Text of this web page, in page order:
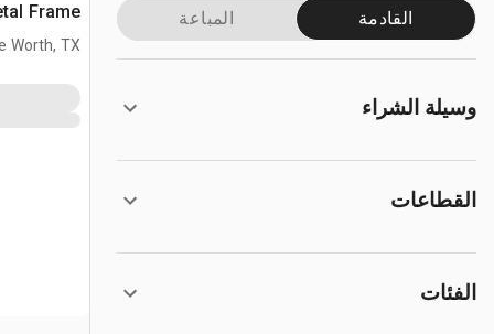
القادمة المباعة
وسيلة الشراء
القطاعات
الفئات
Frame
(Unused)
Worth, TX